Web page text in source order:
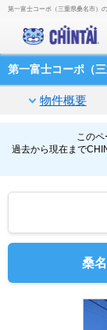
第一富士コーポ（三重県桑名市）
第一富士コーポ（
物件概要
この
過去から現在まで
桑